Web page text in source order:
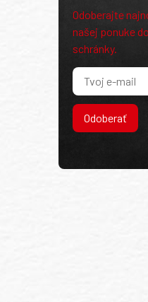
Odoberajte
našej ponuke
schránky.
Odoberať